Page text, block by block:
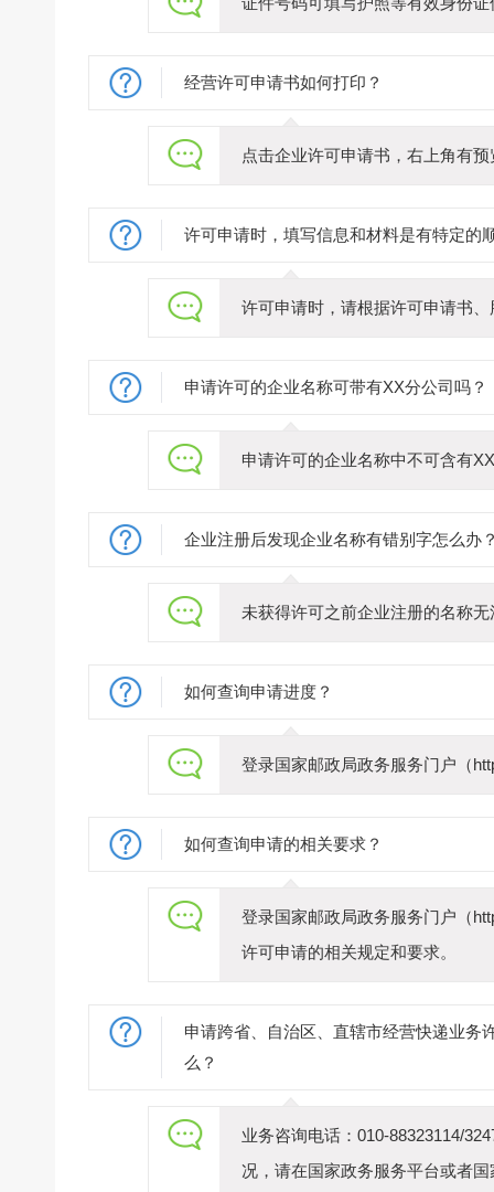
经营许可申请书如何打印？
点击企业许可申请书，右上角有
许可申请时，填写信息和材料是有特定的
许可申请时，请根据许可申请书
申请许可的企业名称可带有XX分公司吗？
申请许可的企业名称中不可含有
企业注册后发现企业名称有错别字怎么办
未获得许可之前企业注册的名称
如何查询申请进度？
登录国家邮政局政务服务门户（
如何查询申请的相关要求？
登录国家邮政局政务服务门户（
许可申请的相关规定和要求。
申请跨省、自治区、直辖市经营快递业务
么？
业务咨询电话：010-88323114/
况，请在国家政务服务平台或者